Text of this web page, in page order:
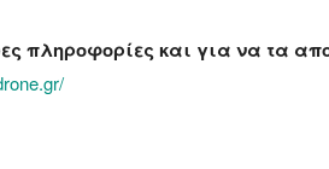
πληροφορίες και για να τα